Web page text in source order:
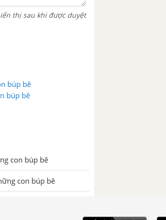
thị sau khi được duyệt
búp bê
búp bê
con búp bê
con búp bê